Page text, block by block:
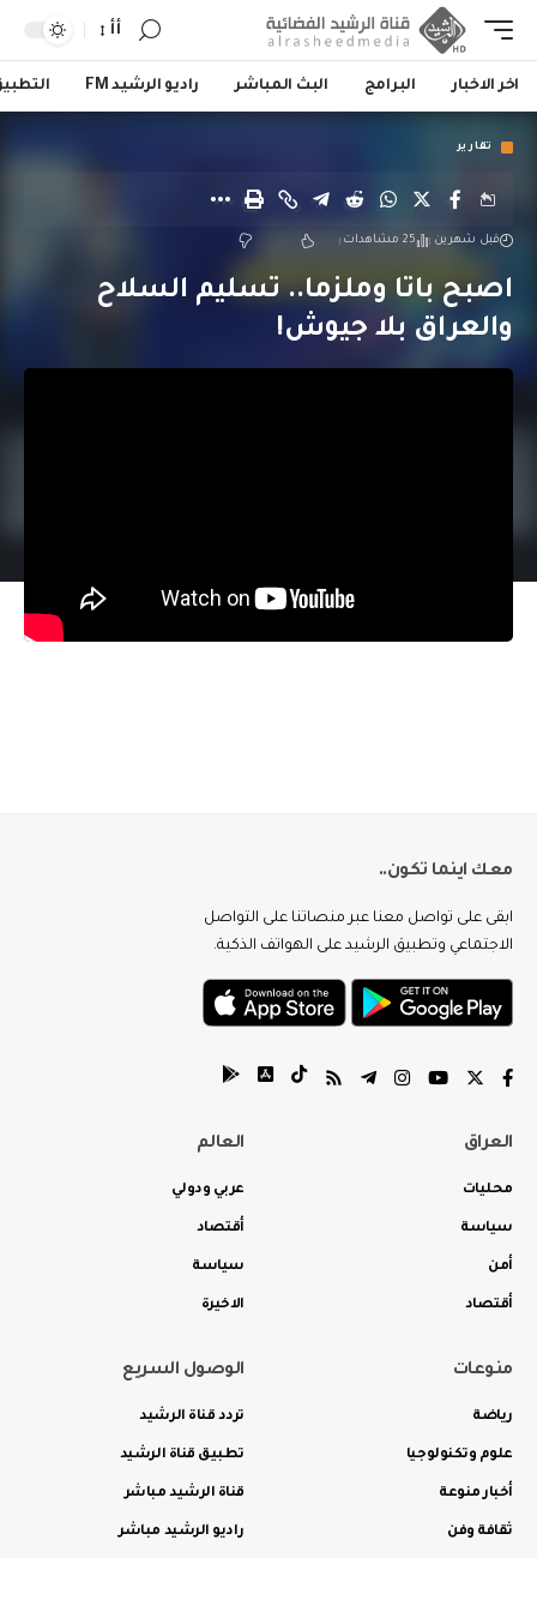
أأ
اخر الاخبار البرامج البث المباشر راديو الرشيد FM
تقارير
قبل شهرين 25 مشاهدات
اصبح باتا وملزما.. تسليم السلاح
والعراق بلا جيوش!
معك اينما تكون..
ابقى على تواصل معنا عبر منصاتنا على التواصل
الاجتماعي وتطبيق الرشيد على الهواتف الذكية.
العراق
محليات
سياسة
أمن
أقتصاد
العالم
عربي ودولي
أقتصاد
سياسة
الاخيرة
منوعات
رياضة
علوم وتكنولوجيا
أخبار منوعة
ثقافة وفن
الوصول السريع
تردد قناة الرشيد
تطبيق قناة الرشيد
قناة الرشيد مباشر
راديو الرشيد مباشر